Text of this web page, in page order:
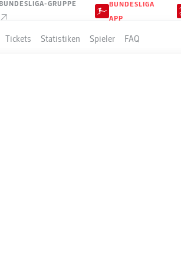
GRUPPE
BUNDESLIGA
APP
Tickets Statistiken Spieler FAQ